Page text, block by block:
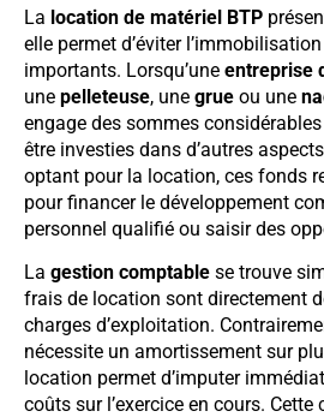
La location de matériel BTP
elle permet d’éviter
importants. Lorsqu’une entreprise
une pelleteuse, une grue ou une
engage des sommes
être investies dans d’autres
optant pour la location, ces fonds
pour financer le développement
personnel qualifié ou saisir des
La gestion comptable se trouve
frais de location sont directement
charges d’exploitation.
nécessite un amortissement sur
location permet d’imputer
coûts sur l’exercice en cours.